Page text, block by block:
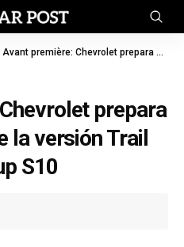
Avant première: Chevrolet prepara el lanzamiento de la versión Trail Boss de la pick-up S10
prepara
la versión Trail
S10